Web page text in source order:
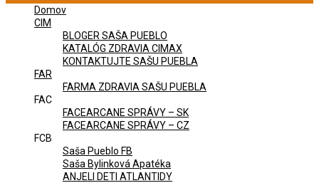
Domov
CIM
BLOGER SAŠA PUEBLO
KATALÓG ZDRAVIA CIMAX
KONTAKTUJTE SAŠU PUEBLA
FAR
FARMA ZDRAVIA SAŠU PUEBLA
FAC
FACEARCANE SPRÁVY – SK
FACEARCANE SPRÁVY – CZ
FCB
Saša Pueblo FB
Saša Bylinková Apatéka
ANJELI DETI ATLANTIDY